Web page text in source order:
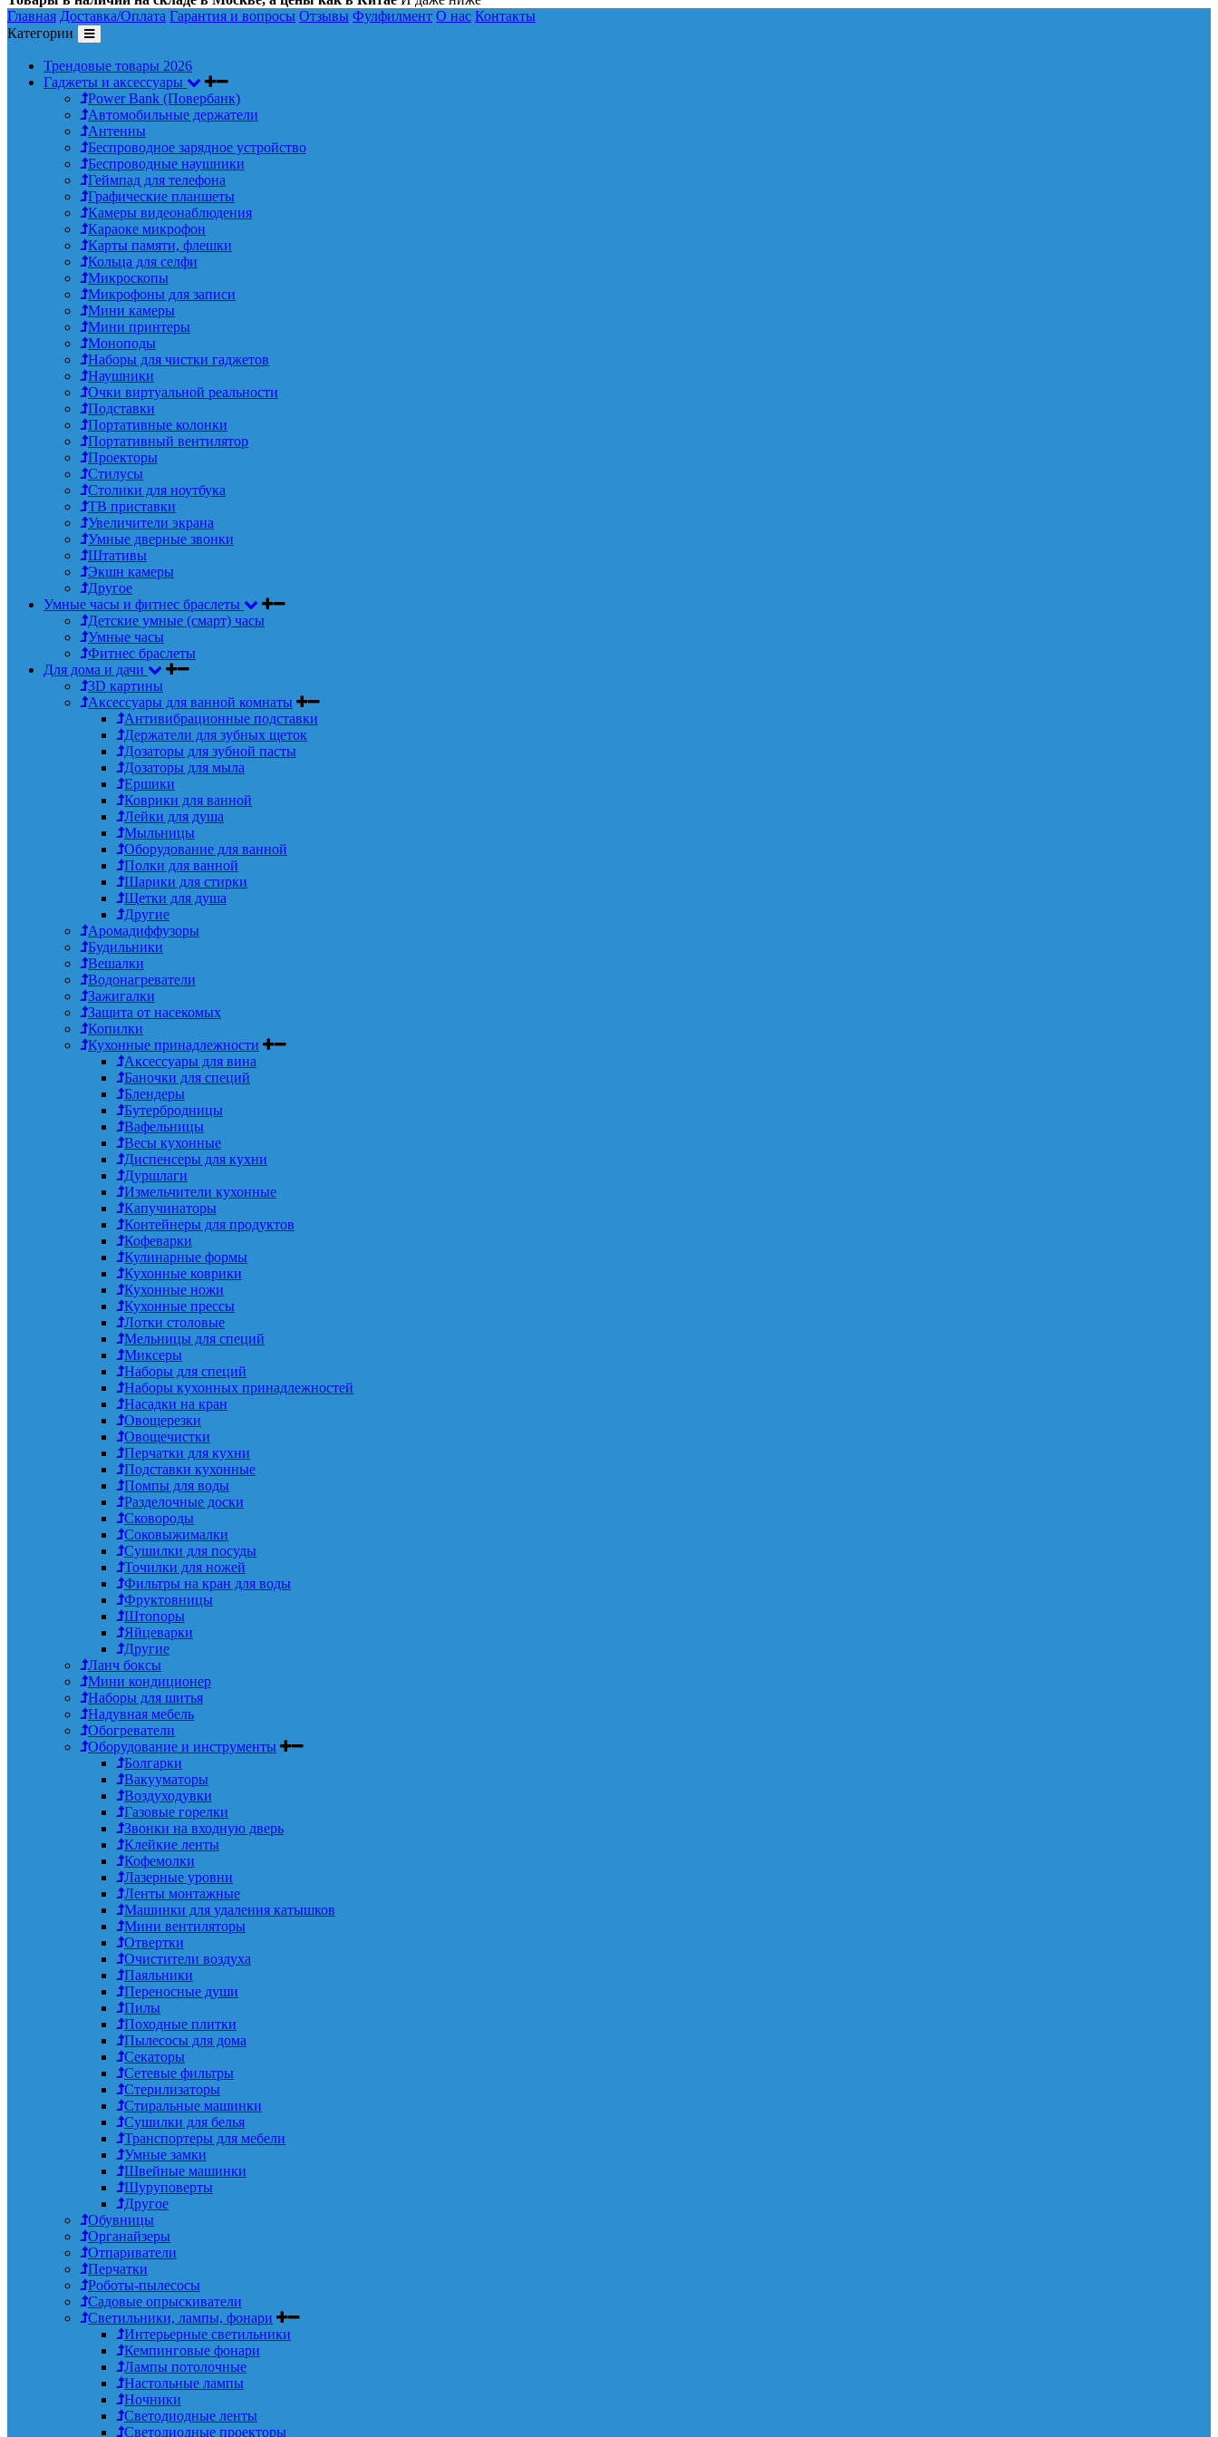
Главная Доставка/Оплата Гарантия и вопросы Отзывы Фулфилмент О нас Контакты
Категории
Трендовые товары 2026
Гаджеты и аксессуары
Power Bank (Повербанк)
Автомобильные держатели
Антенны
Беспроводное зарядное устройство
Беспроводные наушники
Геймпад для телефона
Графические планшеты
Камеры видеонаблюдения
Караоке микрофон
Карты памяти, флешки
Кольца для селфи
Микроскопы
Микрофоны для записи
Мини камеры
Мини принтеры
Моноподы
Наборы для чистки гаджетов
Наушники
Очки виртуальной реальности
Подставки
Портативные колонки
Портативный вентилятор
Проекторы
Стилусы
Столики для ноутбука
ТВ приставки
Увеличители экрана
Умные дверные звонки
Штативы
Экшн камеры
Другое
Умные часы и фитнес браслеты
Детские умные (смарт) часы
Умные часы
Фитнес браслеты
Для дома и дачи
3D картины
Аксессуары для ванной комнаты
Антивибрационные подставки
Держатели для зубных щеток
Дозаторы для зубной пасты
Дозаторы для мыла
Ершики
Коврики для ванной
Лейки для душа
Мыльницы
Оборудование для ванной
Полки для ванной
Шарики для стирки
Щетки для душа
Другие
Аромадиффузоры
Будильники
Вешалки
Водонагреватели
Зажигалки
Защита от насекомых
Копилки
Кухонные принадлежности
Аксессуары для вина
Баночки для специй
Блендеры
Бутербродницы
Вафельницы
Весы кухонные
Диспенсеры для кухни
Дуршлаги
Измельчители кухонные
Капучинаторы
Контейнеры для продуктов
Кофеварки
Кулинарные формы
Кухонные коврики
Кухонные ножи
Кухонные прессы
Лотки столовые
Мельницы для специй
Миксеры
Наборы для специй
Наборы кухонных принадлежностей
Насадки на кран
Овощерезки
Овощечистки
Перчатки для кухни
Подставки кухонные
Помпы для воды
Разделочные доски
Сковороды
Соковыжималки
Сушилки для посуды
Точилки для ножей
Фильтры на кран для воды
Фруктовницы
Штопоры
Яйцеварки
Другие
Ланч боксы
Мини кондиционер
Наборы для шитья
Надувная мебель
Обогреватели
Оборудование и инструменты
Болгарки
Вакууматоры
Воздуходувки
Газовые горелки
Звонки на входную дверь
Клейкие ленты
Кофемолки
Лазерные уровни
Ленты монтажные
Машинки для удаления катышков
Мини вентиляторы
Отвертки
Очистители воздуха
Паяльники
Переносные души
Пилы
Походные плитки
Пылесосы для дома
Секаторы
Сетевые фильтры
Стерилизаторы
Стиральные машинки
Сушилки для белья
Транспортеры для мебели
Умные замки
Швейные машинки
Шуруповерты
Другое
Обувницы
Органайзеры
Отпариватели
Перчатки
Роботы-пылесосы
Садовые опрыскиватели
Светильники, лампы, фонари
Интерьерные светильники
Кемпинговые фонари
Лампы потолочные
Настольные лампы
Ночники
Светодиодные ленты
Светодиодные проекторы